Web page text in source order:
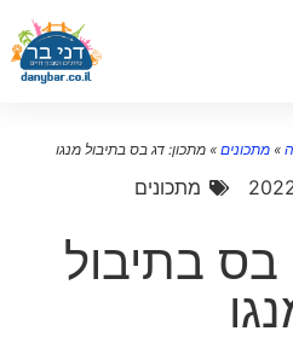
מתכונים»מתכון: דג בס בתיבול מנגו
מתכונים
בתיבול